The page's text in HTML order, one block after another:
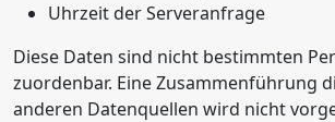
Uhrzeit der Serveranfrage
Diese Daten sind nicht bestimmten
zuordenbar. Eine Zusammenführung
anderen Datenquellen wird nicht